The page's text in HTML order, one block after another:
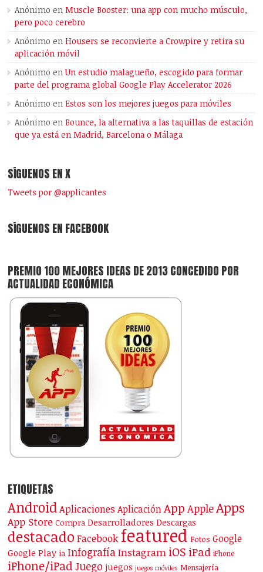
Anónimo enMuscle Booster: una app con mucho músculo,
pero poco cerebro
Anónimo enHousers se reconvierte a Crowpire y retira su
aplicación móvil
Anónimo enUn estudio malagueño, escogido para formar
parte del programa global Google Play Accelerator 2026
Anónimo enEstos son los mejores juegos para móviles
Anónimo enBounce, la alternativa a las taquillas de estación
que ya está en Madrid, Barcelona o Málaga
SÍGUENOS EN X
Tweets por @applicantes
SÍGUENOS EN FACEBOOK
PREMIO 100 MEJORES IDEAS DE 2013 CONCEDIDO POR
ACTUALIDAD ECONÓMICA
ETIQUETAS
Android Aplicaciones Aplicación App AppleApps
App Store Compra Desarrolladores Descargas
destacado Facebook featured Fotos Google
Google Play ia InfografíaInstagram iOS iPad iPhone
iPhone/iPad Juego juegos juegos móviles Mensajería